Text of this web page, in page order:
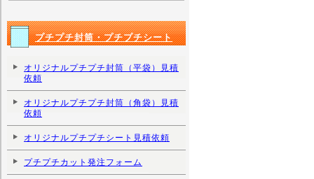
プチプチ封筒・プチプチシート
オリジナルプチプチ封筒（平袋）見積
依頼
オリジナルプチプチ封筒（角袋）見積
依頼
オリジナルプチプチシート見積依頼
プチプチカット発注フォーム